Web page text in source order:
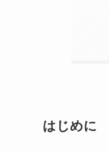
はじめに